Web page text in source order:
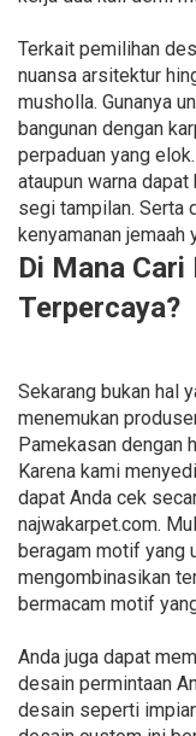
Terkait pemilihan
nuansa arsitektur
musholla. Gunanya
bangunan dengan
perpaduan yang
ataupun warna
segi tampilan. Serta
kenyamanan jemaah
Di Mana
Terpercaya?
Sekarang bukan hal
menemukan
Pamekasan dengan
Karena kami
dapat Anda cek
najwakarpet.com.
beragam motif yang
mengombinasikan
bermacam motif
Anda juga dapat
desain permintaan
desain seperti